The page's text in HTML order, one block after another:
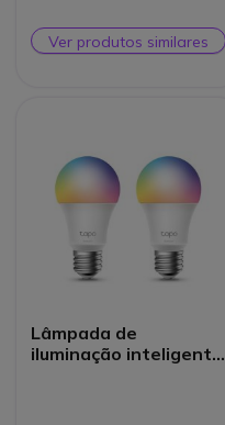
Ver produtos similares
Lâmpada de
iluminação inteligente